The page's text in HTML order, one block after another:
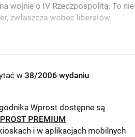
wojnie o IV Rzeczpospolitą. To nie
zwłaszcza wobec liberałów.
w 38/2006 wydaniu
Wprost dostępne są
PREMIUM
i w aplikacjach mobilnych